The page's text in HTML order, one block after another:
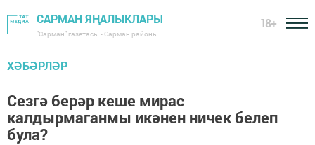
САРМАН ЯҢАЛЫКЛАРЫ
"Сарман" газетасы - Сарман районы
18+
ХӘБӘРЛӘР
Сезгә берәр кеше мирас
калдырмаганмы икәнен ничек белеп
була?